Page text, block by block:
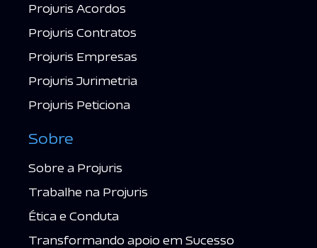
Projuris Acordos
Projuris Contratos
Projuris Empresas
Projuris Jurimetria
Projuris Peticiona
Sobre
Sobre a Projuris
Trabalhe na Projuris
Ética e Conduta
Transformando apoio em Sucesso